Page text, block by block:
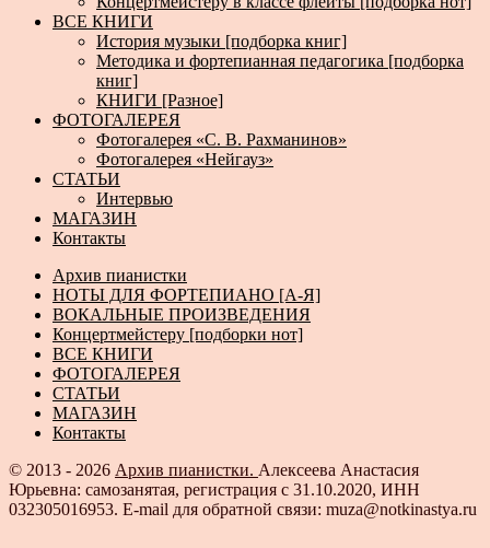
ВСЕ КНИГИ
История музыки [подборка книг]
Методика и фортепианная педагогика [подборка
книг]
КНИГИ [Разное]
ФОТОГАЛЕРЕЯ
Фотогалерея «С. В. Рахманинов»
Фотогалерея «Нейгауз»
СТАТЬИ
Интервью
МАГАЗИН
Контакты
Архив пианистки
НОТЫ ДЛЯ ФОРТЕПИАНО [А-Я]
ВОКАЛЬНЫЕ ПРОИЗВЕДЕНИЯ
Концертмейстеру [подборки нот]
ВСЕ КНИГИ
ФОТОГАЛЕРЕЯ
СТАТЬИ
МАГАЗИН
Контакты
© 2013 - 2026 Архив пианистки. Алексеева Анастасия
Юрьевна: самозанятая, регистрация с 31.10.2020, ИНН
032305016953. E-mail для обратной связи: muza@notkinastya.ru